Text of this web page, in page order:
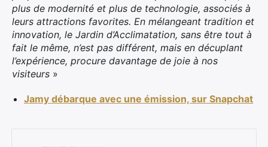
plus de modernité et plus de technologie, associés à
leurs attractions favorites. En mélangeant tradition et
innovation, le Jardin d’Acclimatation, sans être tout à
fait le même, n’est pas différent, mais en décuplant
l’expérience, procure davantage de joie à nos
visiteurs »
Jamy débarque avec une émission, sur Snapchat